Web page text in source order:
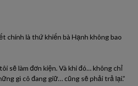
chính là thứ khiến bà Hạnh không bao
sẽ làm đơn kiện. Và khi đó… không chỉ
gì cô đang giữ… cũng sẽ phải trả lại.”